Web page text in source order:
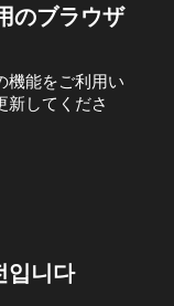
のブラウザ
機能をご利用い
新してくださ
입니다